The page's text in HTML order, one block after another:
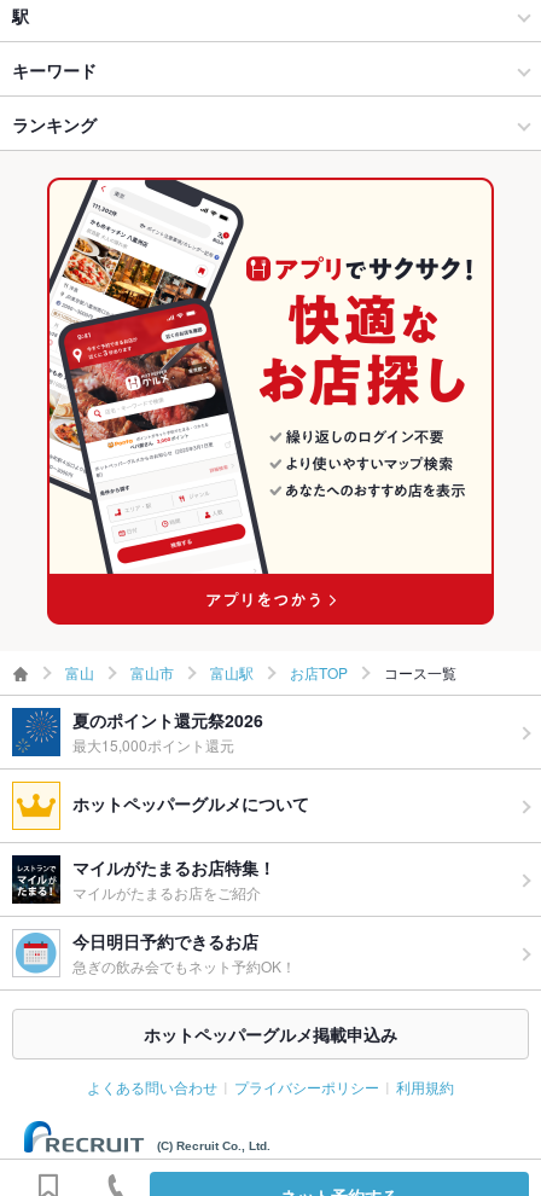
きっときっと居酒屋 癒し家（いやしや） 富山駅前
和風
富山市 × 居酒屋
富山市 × 和風
新富町駅 × 居酒屋
新富町駅 × 和風
和食全般
富山市 × 和食
富山市 × 和食全般
新富町駅 × 和食
新富町駅 × 和食全般
富山駅
富山駅 × 居酒屋
富山駅 × 和風
富山駅 × 和食
富山駅 × 和食全般
富山 × 居酒屋
富山 × 和風
富山 × 和食
富山 × 和食全般
駅
新富町駅
富山駅
キーワード
からあげ ローストビーフ
とうもろこしの天ぷら
ランキング
富山のグルメランキング
富山の居酒屋ランキング
富山市のグルメランキング
富山市の居酒屋ランキング
富山駅のグルメランキング
富山駅の居酒屋ランキング
富山 富山市 富山駅 お店TOP コース一覧
夏のポイント還元祭2026
最大15,000ポイント還元
ホットペッパーグルメについて
マイルがたまるお店特集！
マイルがたまるお店をご紹介
今日明日予約できるお店
急ぎの飲み会でもネット予約OK！
ホットペッパーグルメ掲載申込み
よくある問い合わせ プライバシーポリシー 利用規約
(C) Recruit Co., Ltd.